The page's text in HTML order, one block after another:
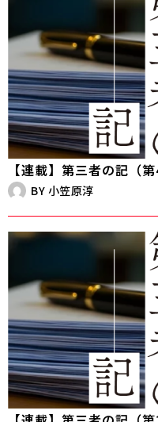
【連載】第三者の記（
BY 小笠原淳